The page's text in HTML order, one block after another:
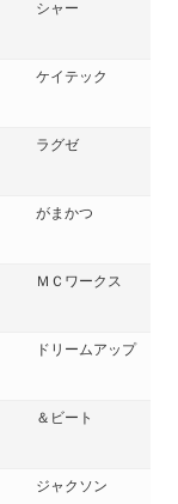
シャー
ケイテック
ラグゼ
がまかつ
ＭＣワークス
ドリームアップ
＆ビート
ジャクソン